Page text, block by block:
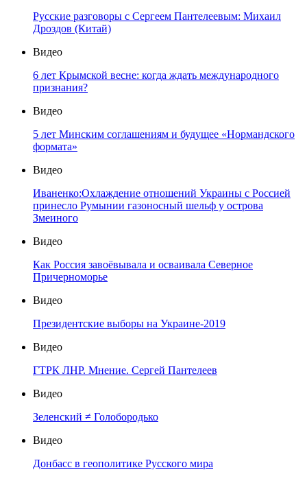
Русские разговоры с Сергеем Пантелеевым: Михаил
Дроздов (Китай)
Видео
6 лет Крымской весне: когда ждать международного
признания?
Видео
5 лет Минским соглашениям и будущее «Нормандского
формата»
Видео
Иваненко:Охлаждение отношений Украины с Россией
принесло Румынии газоносный шельф у острова
Змеиного
Видео
Как Россия завоёвывала и осваивала Северное
Причерноморье
Видео
Президентские выборы на Украине-2019
Видео
ГТРК ЛНР. Мнение. Сергей Пантелеев
Видео
Зеленский ≠ Голобородько
Видео
Донбасс в геополитике Русского мира